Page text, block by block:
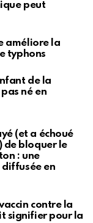
peut
améliore la
typhons
de la
né en
(et a échoué
de bloquer le
: une
en
contre la
signifier pour la